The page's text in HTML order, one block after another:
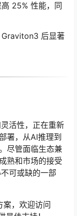
25% 性能，同
Graviton3 后显著
活性，正在重新
署，从AI推理到
尽管面临生态兼
熟和市场的接受
可或缺的一部
，欢迎访问